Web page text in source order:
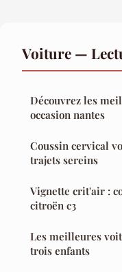
Voiture —
Découvrez les
occasion nantes
Coussin cervical
trajets sereins
Vignette crit'air :
citroën c3
Les meilleures
trois enfants